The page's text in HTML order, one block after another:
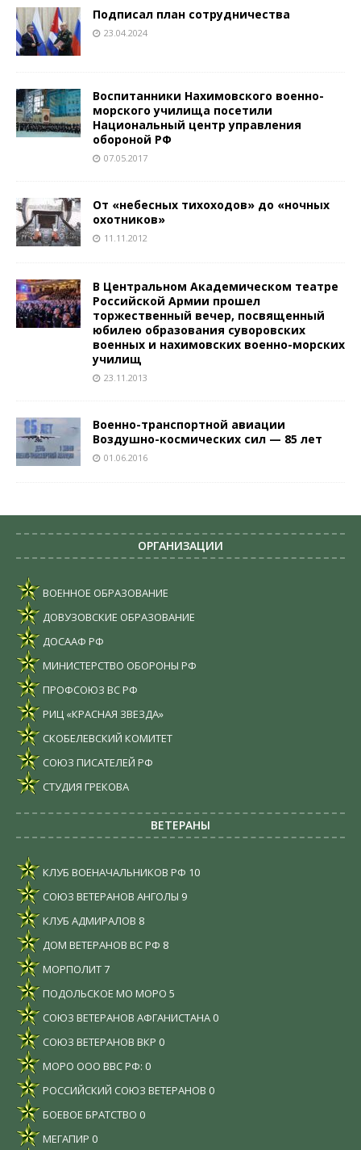
Подписал план сотрудничества
23.04.2024
Воспитанники Нахимовского военно-
морского училища посетили
Национальный центр управления
обороной РФ
07.05.2017
От «небесных тихоходов» до «ночных
охотников»
11.11.2012
В Центральном Академическом театре
Российской Армии прошел
торжественный вечер, посвященный
юбилею образования суворовских
военных и нахимовских военно-морских
училищ
23.11.2013
Военно-транспортной авиации
Воздушно-космических сил — 85 лет
01.06.2016
ОРГАНИЗАЦИИ
ВОЕННОЕ ОБРАЗОВАНИЕ
ДОВУЗОВСКИЕ ОБРАЗОВАНИЕ
ДОСААФ РФ
МИНИСТЕРСТВО ОБОРОНЫ РФ
ПРОФСОЮЗ ВС РФ
РИЦ «КРАСНАЯ ЗВЕЗДА»
СКОБЕЛЕВСКИЙ КОМИТЕТ
СОЮЗ ПИСАТЕЛЕЙ РФ
СТУДИЯ ГРЕКОВА
ВЕТЕРАНЫ
КЛУБ ВОЕНАЧАЛЬНИКОВ РФ 10
СОЮЗ ВЕТЕРАНОВ АНГОЛЫ 9
КЛУБ АДМИРАЛОВ 8
ДОМ ВЕТЕРАНОВ ВС РФ 8
МОРПОЛИТ7
ПОДОЛЬСКОЕ МО МОРО 5
СОЮЗ ВЕТЕРАНОВ АФГАНИСТАНА 0
СОЮЗ ВЕТЕРАНОВ ВКР 0
МОРО ООО ВВС РФ: 0
РОССИЙСКИЙ СОЮЗ ВЕТЕРАНОВ 0
БОЕВОЕ БРАТСТВО 0
МЕГАПИР 0